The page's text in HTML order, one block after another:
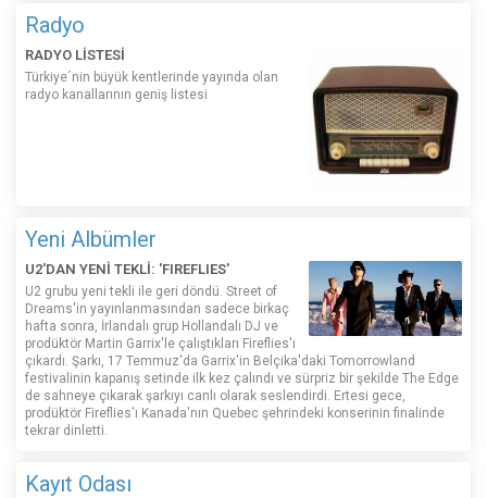
Radyo
RADYO LİSTESİ
Türkiye´nin büyük kentlerinde yayında olan
radyo kanallarının geniş listesi
Yeni Albümler
U2'DAN YENİ TEKLİ: 'FIREFLIES'
U2 grubu yeni tekli ile geri döndü. Street of
Dreams'in yayınlanmasından sadece birkaç
hafta sonra, İrlandalı grup Hollandalı DJ ve
prodüktör Martin Garrix'le çalıştıkları Fireflies'ı
çıkardı. Şarkı, 17 Temmuz'da Garrix'in Belçika'daki Tomorrowland
festivalinin kapanış setinde ilk kez çalındı ​​ve sürpriz bir şekilde The Edge
de sahneye çıkarak şarkıyı canlı olarak seslendirdi. Ertesi gece,
prodüktör Fireflies'ı Kanada'nın Quebec şehrindeki konserinin finalinde
tekrar dinletti.
Kayıt Odası